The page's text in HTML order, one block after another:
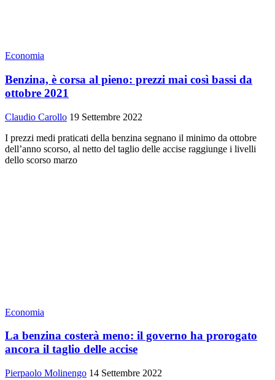
Economia
Benzina, è corsa al pieno: prezzi mai così bassi da
ottobre 2021
Claudio Carollo 19 Settembre 2022
I prezzi medi praticati della benzina segnano il minimo da ottobre
dell’anno scorso, al netto del taglio delle accise raggiunge i livelli
dello scorso marzo
Economia
La benzina costerà meno: il governo ha prorogato
ancora il taglio delle accise
Pierpaolo Molinengo 14 Settembre 2022